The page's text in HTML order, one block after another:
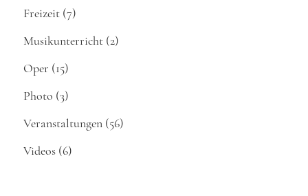
Freizeit (7)
Musikunterricht (2)
Oper (15)
Photo (3)
Veranstaltungen (56)
Videos (6)